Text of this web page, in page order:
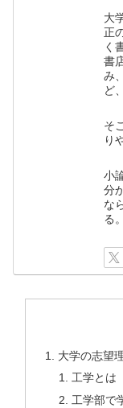
大
正
く
書
み
ど
そ
り
小
分
な
る。
大学の志望
工学とは
工学部で